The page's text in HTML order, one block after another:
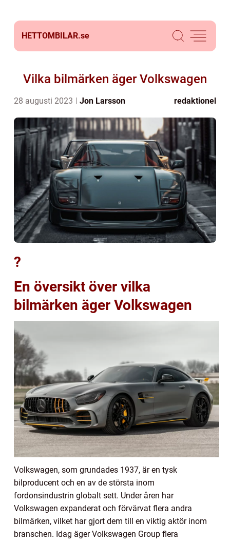
HETTOMBILAR.se
Vilka bilmärken äger Volkswagen
28 augusti 2023 Jon Larsson redaktionel
?
En översikt över vilka
bilmärken äger Volkswagen
Volkswagen, som grundades 1937, är en tysk
bilproducent och en av de största inom
fordonsindustrin globalt sett. Under åren har
Volkswagen expanderat och förvärvat flera andra
bilmärken, vilket har gjort dem till en viktig aktör inom
branschen. Idag äger Volkswagen Group flera